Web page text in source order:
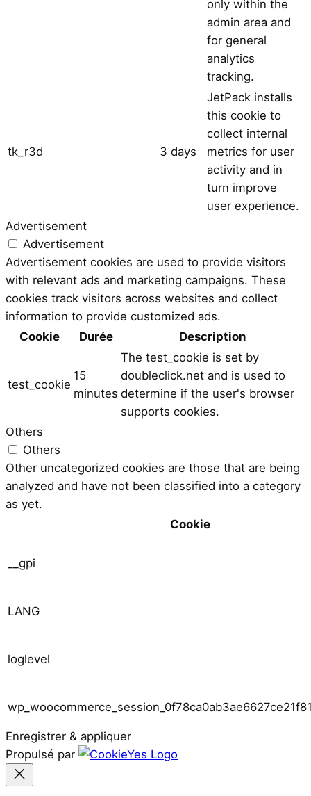
only within the
admin area and
for general
analytics
tracking.
tk_r3d 3 days
JetPack installs
this cookie to
collect internal
metrics for user
activity and in
turn improve
user experience.
Advertisement
Advertisement
Advertisement cookies are used to provide visitors
with relevant ads and marketing campaigns. These
cookies track visitors across websites and collect
information to provide customized ads.
Cookie
Durée Description
test_cookie
15
minutes
The test_cookie is set by
doubleclick.net and is used to
determine if the user's browser
supports cookies.
Others
Others
Other uncategorized cookies are those that are being
analyzed and have not been classified into a category
as yet.
Cookie
__gpi
LANG
loglevel
Enregistrer & appliquer
Propulsé par